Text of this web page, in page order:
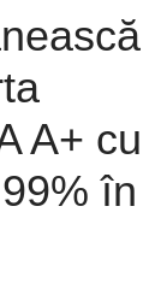
A+ cu
în